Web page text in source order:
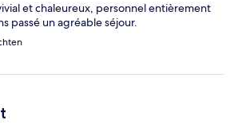
et chaleureux, personnel entièrement
passé un agréable séjour.